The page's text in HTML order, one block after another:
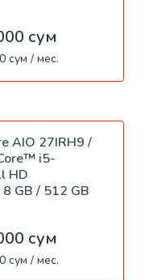
сум
сум / мес.
AIO 27IRH9 /
i5-
HD
GB / 512 GB
сум
сум / мес.